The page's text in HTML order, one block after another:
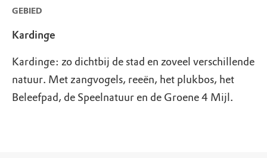
GEBIED
Kardinge
Kardinge: zo dichtbij de stad en zoveel verschillende
natuur. Met zangvogels, reeën, het plukbos, het
Beleefpad, de Speelnatuur en de Groene 4 Mijl.